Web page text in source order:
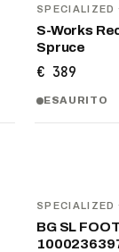
SPECIALIZED
S-Works
Spruce
€ 389
ESAURITO
SPECIALIZED
BG SL